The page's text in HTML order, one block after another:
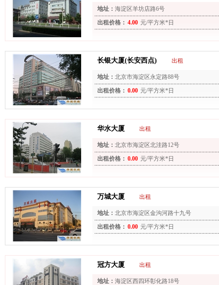
地址： 海淀区羊坊店路6号
出租价格： 4.00 元/平方米*日
长银大厦(长安西点) 出租
地址： 北京市海淀区永定路88号
出租价格： 0.00 元/平方米*日
华水大厦 出租
地址： 北京市海淀区北洼路12号
出租价格： 0.00 元/平方米*日
万城大厦 出租
地址： 北京市海淀区金沟河路十九号
出租价格： 0.00 元/平方米*日
冠方大厦 出租
地址： 海淀区西四环彰化路18号